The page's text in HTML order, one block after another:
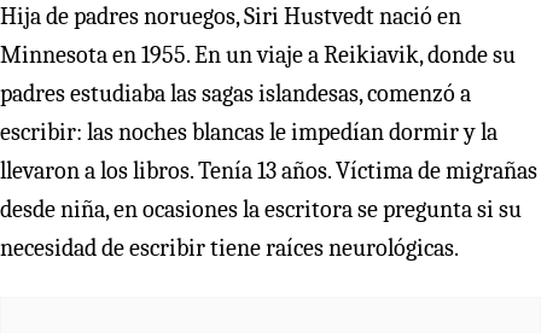
Hija de padres noruegos, Siri Hustvedt nació en
Minnesota en 1955. En un viaje a Reikiavik, donde su
padres estudiaba las sagas islandesas, comenzó a
escribir: las noches blancas le impedían dormir y la
llevaron a los libros. Tenía 13 años. Víctima de migrañas
desde niña, en ocasiones la escritora se pregunta si su
necesidad de escribir tiene raíces neurológicas.